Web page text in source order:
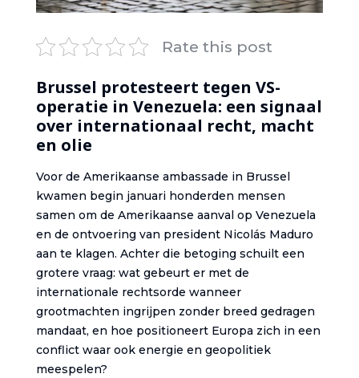
Rate this post
Brussel protesteert tegen VS-
operatie in Venezuela: een signaal
over internationaal recht, macht
en olie
Voor de Amerikaanse ambassade in Brussel
kwamen begin januari honderden mensen
samen om de Amerikaanse aanval op Venezuela
en de ontvoering van president Nicolás Maduro
aan te klagen. Achter die betoging schuilt een
grotere vraag: wat gebeurt er met de
internationale rechtsorde wanneer
grootmachten ingrijpen zonder breed gedragen
mandaat, en hoe positioneert Europa zich in een
conflict waar ook energie en geopolitiek
meespelen?